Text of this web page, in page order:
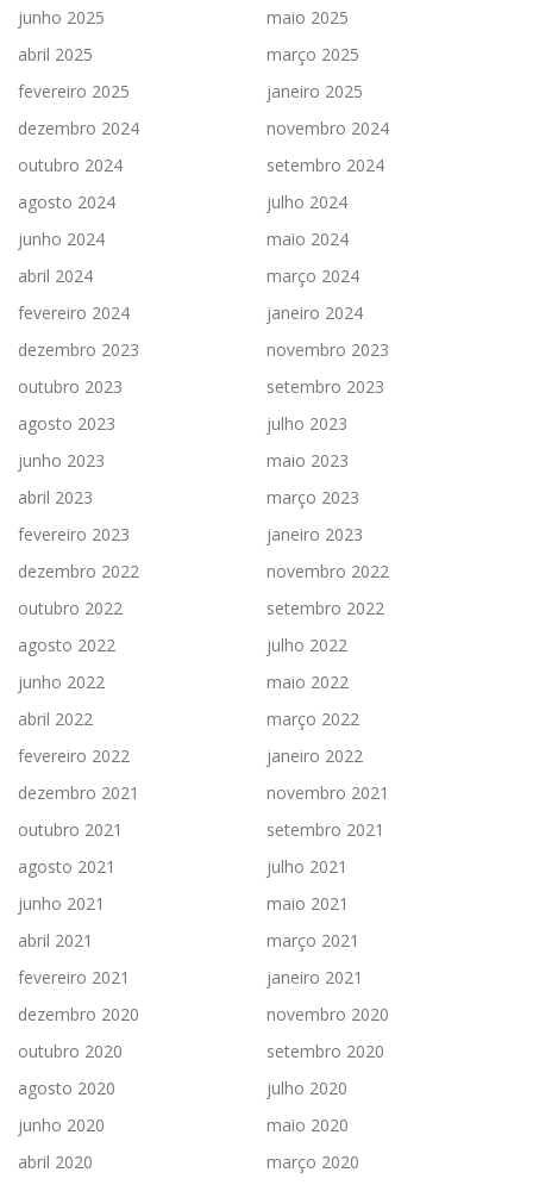
junho 2025
maio 2025
abril 2025
março 2025
fevereiro 2025
janeiro 2025
dezembro 2024
novembro 2024
outubro 2024
setembro 2024
agosto 2024
julho 2024
junho 2024
maio 2024
abril 2024
março 2024
fevereiro 2024
janeiro 2024
dezembro 2023
novembro 2023
outubro 2023
setembro 2023
agosto 2023
julho 2023
junho 2023
maio 2023
abril 2023
março 2023
fevereiro 2023
janeiro 2023
dezembro 2022
novembro 2022
outubro 2022
setembro 2022
agosto 2022
julho 2022
junho 2022
maio 2022
abril 2022
março 2022
fevereiro 2022
janeiro 2022
dezembro 2021
novembro 2021
outubro 2021
setembro 2021
agosto 2021
julho 2021
junho 2021
maio 2021
abril 2021
março 2021
fevereiro 2021
janeiro 2021
dezembro 2020
novembro 2020
outubro 2020
setembro 2020
agosto 2020
julho 2020
junho 2020
maio 2020
abril 2020
março 2020